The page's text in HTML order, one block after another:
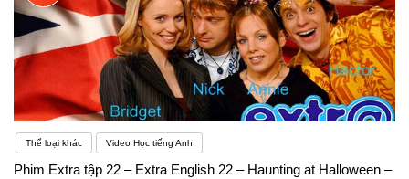
Thể loại khác Video Học tiếng Anh
Phim Extra tập 22 – Extra English 22 – Haunting at Halloween –